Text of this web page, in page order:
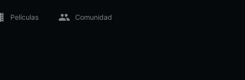
Películas Comunidad